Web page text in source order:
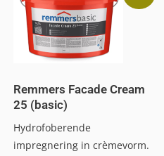
Remmers Facade Cream
25 (basic)
Hydrofoberende
impregnering in crèmevorm.